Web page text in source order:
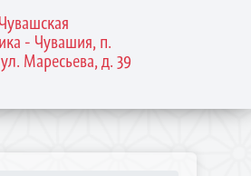
- Чувашия, п.
Маресьева, д. 39